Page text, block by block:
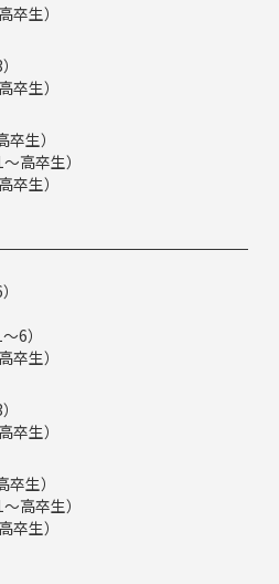
卒生）
卒生）
生）
高卒生）
卒生）
6）
卒生）
卒生）
生）
高卒生）
卒生）